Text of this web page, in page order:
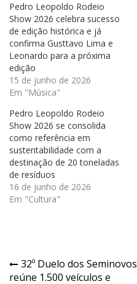
Pedro Leopoldo Rodeio
Show 2026 celebra sucesso
de edição histórica e já
confirma Gusttavo Lima e
Leonardo para a próxima
edição
15 de junho de 2026
Em "Música"
Pedro Leopoldo Rodeio
Show 2026 se consolida
como referência em
sustentabilidade com a
destinação de 20 toneladas
de resíduos
16 de junho de 2026
Em "Cultura"
Navegação
32º Duelo dos Seminovos
reúne 1.500 veículos e